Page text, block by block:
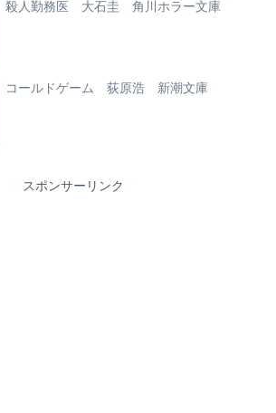
殺人勤務医 大石圭 角川ホラー文庫
コールドゲーム 荻原浩 新潮文庫
スポンサーリンク